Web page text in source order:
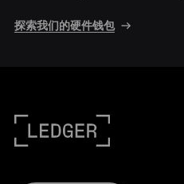
探索我们的硬件钱包